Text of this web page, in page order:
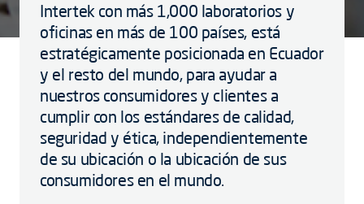
Intertek con más 1,000 laboratorios y
oficinas en más de 100 países, está
estratégicamente posicionada en Ecuador
y el resto del mundo, para ayudar a
nuestros consumidores y clientes a
cumplir con los estándares de calidad,
seguridad y ética, independientemente
de su ubicación o la ubicación de sus
consumidores en el mundo.